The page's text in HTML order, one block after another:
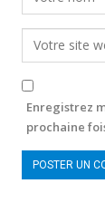
Enregistrez
prochaine